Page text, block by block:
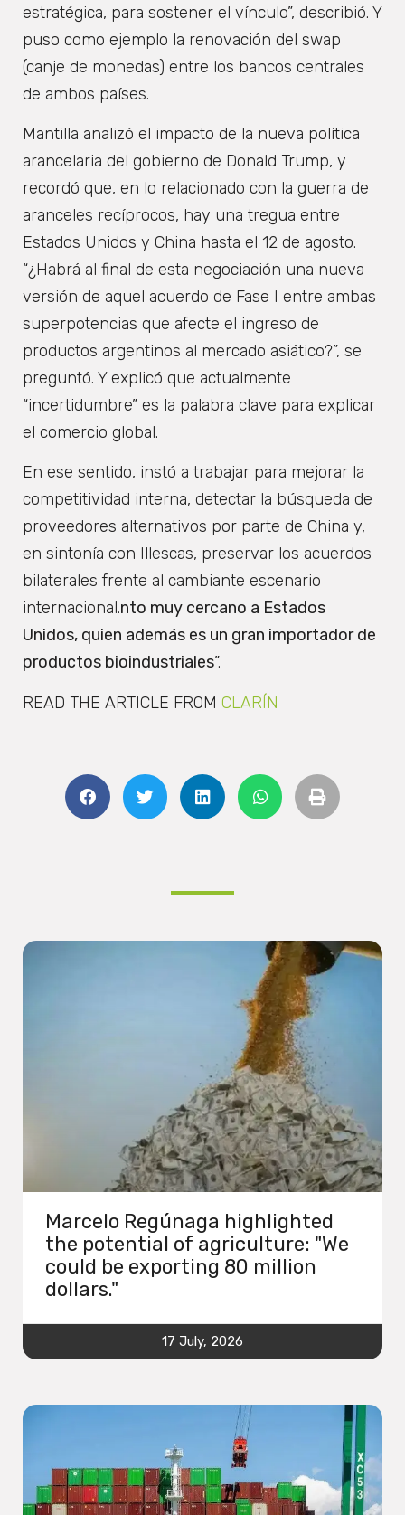
estratégica, para sostener el vínculo”, describió. Y
puso como ejemplo la renovación del swap
(canje de monedas) entre los bancos centrales
de ambos países.
Mantilla analizó el impacto de la nueva política
arancelaria del gobierno de Donald Trump, y
recordó que, en lo relacionado con la guerra de
aranceles recíprocos, hay una tregua entre
Estados Unidos y China hasta el 12 de agosto.
“¿Habrá al final de esta negociación una nueva
versión de aquel acuerdo de Fase I entre ambas
superpotencias que afecte el ingreso de
productos argentinos al mercado asiático?”, se
preguntó. Y explicó que actualmente
“incertidumbre” es la palabra clave para explicar
el comercio global.
En ese sentido, instó a trabajar para mejorar la
competitividad interna, detectar la búsqueda de
proveedores alternativos por parte de China y,
en sintonía con Illescas, preservar los acuerdos
bilaterales frente al cambiante escenario
internacional.nto muy cercano a Estados
Unidos, quien además es un gran importador de
productos bioindustriales”.
READ THE ARTICLE FROM CLARÍN
Marcelo Regúnaga highlighted
the potential of agriculture: "We
could be exporting 80 million
dollars."
17 July, 2026